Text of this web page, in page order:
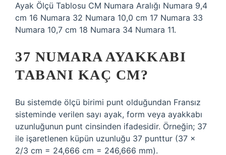
Ayak Ölçü Tablosu CM Numara Aralığı Numara 9,4
cm 16 Numara 32 Numara 10,0 cm 17 Numara 33
Numara 10,7 cm 18 Numara 34 Numara 11.
37 NUMARA AYAKKABI
TABANI KAÇ CM?
Bu sistemde ölçü birimi punt olduğundan Fransız
sisteminde verilen sayı ayak, form veya ayakkabı
uzunluğunun punt cinsinden ifadesidir. Örneğin; 37
ile işaretlenen küpün uzunluğu 37 punttur (37 x
2/3 cm = 24,666 cm = 246,666 mm).